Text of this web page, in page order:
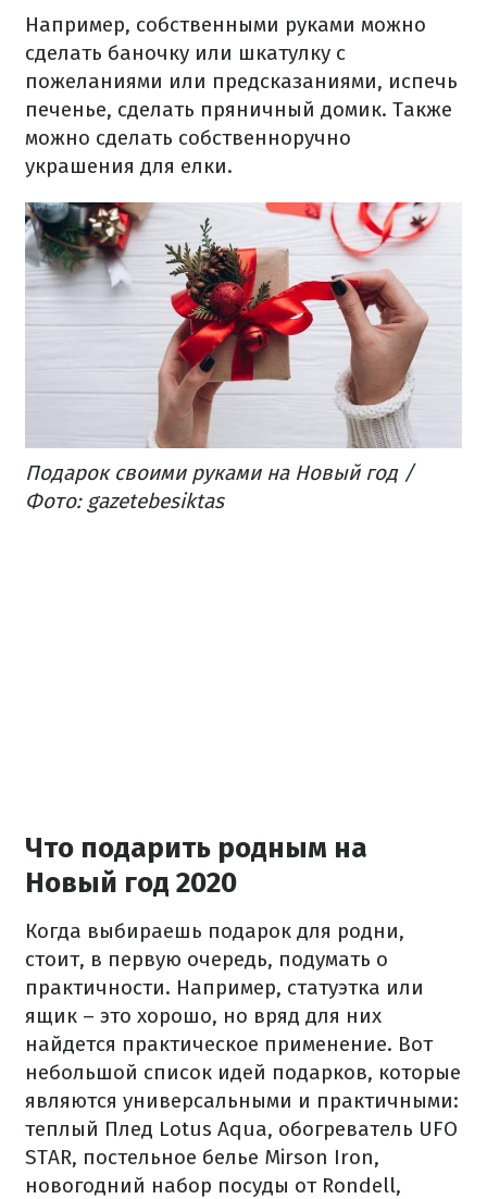
Например, собственными руками можно
сделать баночку или шкатулку с
пожеланиями или предсказаниями, испечь
печенье, сделать пряничный домик. Также
можно сделать собственноручно
украшения для елки.
Подарок своими руками на Новый год​ /
Фото: gazetebesiktas
Что подарить родным на
Новый год 2020
Когда выбираешь подарок для родни,
стоит, в первую очередь, подумать о
практичности. Например, статуэтка или
ящик – это хорошо, но вряд для них
найдется практическое применение. Вот
небольшой список идей подарков, которые
являются универсальными и практичными:
теплый Плед Lotus Aqua, обогреватель UFO
STAR, постельное белье Mirson Iron,
новогодний набор посуды от Rondell,